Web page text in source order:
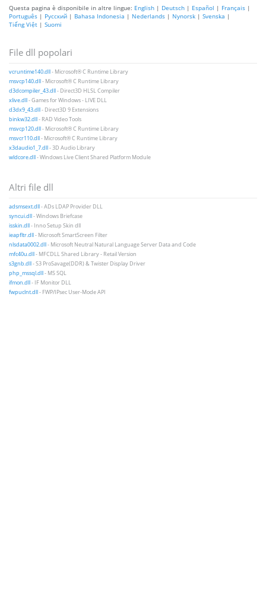
Questa pagina è disponibile in altre lingue: English | Deutsch | Español | Français |
Português | Русский | Bahasa Indonesia | Nederlands | Nynorsk | Svenska |
Tiếng Việt | Suomi
File dll popolari
vcruntime140.dll- Microsoft® C Runtime Library
msvcp140.dll- Microsoft® C Runtime Library
d3dcompiler_43.dll- Direct3D HLSL Compiler
xlive.dll- Games for Windows - LIVE DLL
d3dx9_43.dll- Direct3D 9 Extensions
binkw32.dll- RAD Video Tools
msvcp120.dll- Microsoft® C Runtime Library
msvcr110.dll- Microsoft® C Runtime Library
x3daudio1_7.dll- 3D Audio Library
wldcore.dll- Windows Live Client Shared Platform Module
Altri file dll
adsmsext.dll- ADs LDAP Provider DLL
syncui.dll- Windows Briefcase
isskin.dll- Inno Setup Skin dll
ieapfltr.dll- Microsoft SmartScreen Filter
nlsdata0002.dll- Microsoft Neutral Natural Language Server Data and Code
mfc40u.dll- MFCDLL Shared Library - Retail Version
s3gnb.dll- S3 ProSavage(DDR) & Twister Display Driver
php_mssql.dll- MS SQL
ifmon.dll- IF Monitor DLL
fwpuclnt.dll- FWP/IPsec User-Mode API